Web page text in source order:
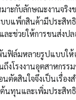
ะกับลักษณะงานจริงข
บบแพ็กสินค้ามีประสิท
ะช่วยให้การขนส่งปล
นฟิล์มหลายรูปแบบให้
ถึงโรงงานอุตสาหกรร
ตัดสินใจจึงเป็นเรื่อง
นทุนและเพิ่มประสิท